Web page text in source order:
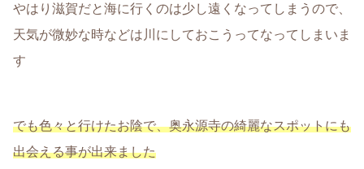
やはり滋賀だと海に行くのは少し遠くなってしまうので、
天気が微妙な時などは川にしておこうってなってしまいま
す
でも色々と行けたお陰で、奥永源寺の綺麗なスポットにも
出会える事が出来ました